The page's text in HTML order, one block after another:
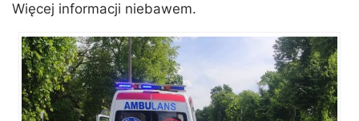
Więcej informacji niebawem.